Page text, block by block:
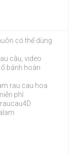
có thể dùng
câu, video
bánh hoàn
rau cau hoa
phí.